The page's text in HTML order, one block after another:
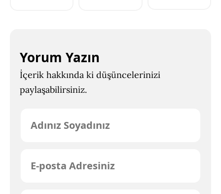
Yorum Yazın
İçerik hakkında ki düşüncelerinizi
paylaşabilirsiniz.